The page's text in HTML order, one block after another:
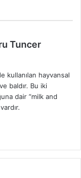
Tuncer
i
k
i
kullanılan hayvansal
baldır. Bu iki
dair “milk and